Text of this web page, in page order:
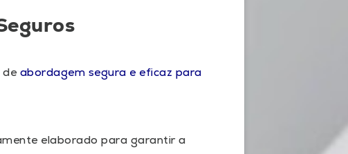
abordagem segura e eficaz para
elaborado para garantir a